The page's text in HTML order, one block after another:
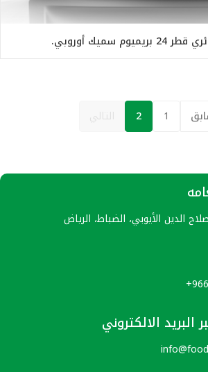
سميك أوروبي.
1
2 التالي
البريد الالكتروني